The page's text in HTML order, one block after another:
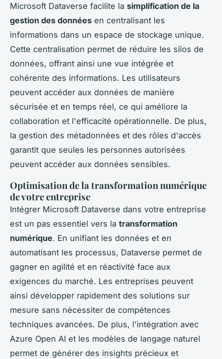
Microsoft Dataverse facilite la simplification de la
gestion des données en centralisant les
informations dans un espace de stockage unique.
Cette centralisation permet de réduire les silos de
données, offrant ainsi une vue intégrée et
cohérente des informations. Les utilisateurs
peuvent accéder aux données de manière
sécurisée et en temps réel, ce qui améliore la
collaboration et l'efficacité opérationnelle. De plus,
la gestion des métadonnées et des rôles d'accès
garantit que seules les personnes autorisées
peuvent accéder aux données sensibles.
Optimisation de la transformation numérique
de votre entreprise
Intégrer Microsoft Dataverse dans votre entreprise
est un pas essentiel vers la transformation
numérique. En unifiant les données et en
automatisant les processus, Dataverse permet de
gagner en agilité et en réactivité face aux
exigences du marché. Les entreprises peuvent
ainsi développer rapidement des solutions sur
mesure sans nécessiter de compétences
techniques avancées. De plus, l'intégration avec
Azure Open AI et les modèles de langage naturel
permet de générer des insights précieux et